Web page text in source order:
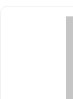
से जुड़ी सभी
समीक्षा की जा रही है
अंतर्गत 4700 से अधिक